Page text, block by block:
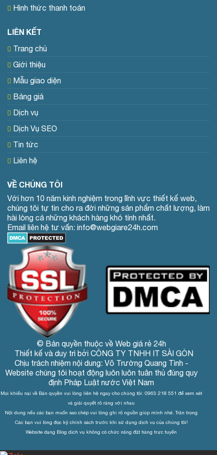
Hình thức thanh toán
LIÊN KẾT
Trang chủ
Giới thiệu
Mẫu giao diện
Bảng giá
Dịch vụ
Dịch Vụ SEO
Tin tức
Liên hệ
VỀ CHÚNG TÔI
Với hơn 10 năm kinh nghiệm trong lĩnh vực thiết kế web,
chúng tôi tự tin cho ra đời những sản phẩm chất lượng, làm
hài lòng cả những khách hàng khó tính nhất.
Email liên hệ tư vấn: info@webgiare24h.com
© Bản quyền thuộc về Web giá rẻ 24h
Thiết kế và duy trì bởi CÔNG TY TNHH IT SÀI GÒN
Chịu trách nhiệm nội dung: Võ Trường Quang Tình -
Website chúng tôi hoạt động luôn luôn tuân thủ đúng quy
định Pháp Luật nước Việt Nam
Mọi khiếu nại về Bản quyền vui lòng liên hệ ngay cho chúng tôi: 0963 218 551 để xem xét
và giải quyết rõ ràng với nhau
Nội dung nếu các bạn muốn sao chép vui lòng ghi rõ nguồn giúp mình nhé. Trân trọng
Các bạn vui lòng đọc kỹ chính sách trước khi sử dụng dịch vụ của chúng tôi!
Website dạng Blog dịch vụ không có chức năng đặt hàng trực tuyến